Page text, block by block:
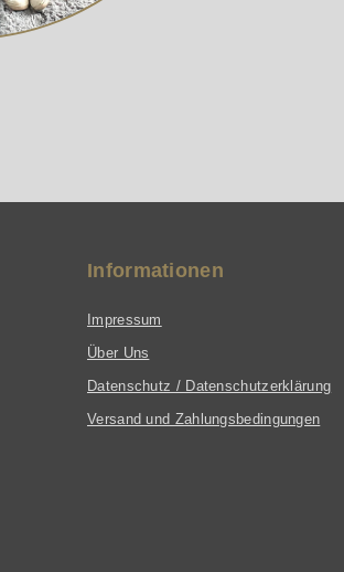
Informationen
Impressum
Über Uns
Datenschutz / Datenschutzerklärung
Versand und Zahlungsbedingungen